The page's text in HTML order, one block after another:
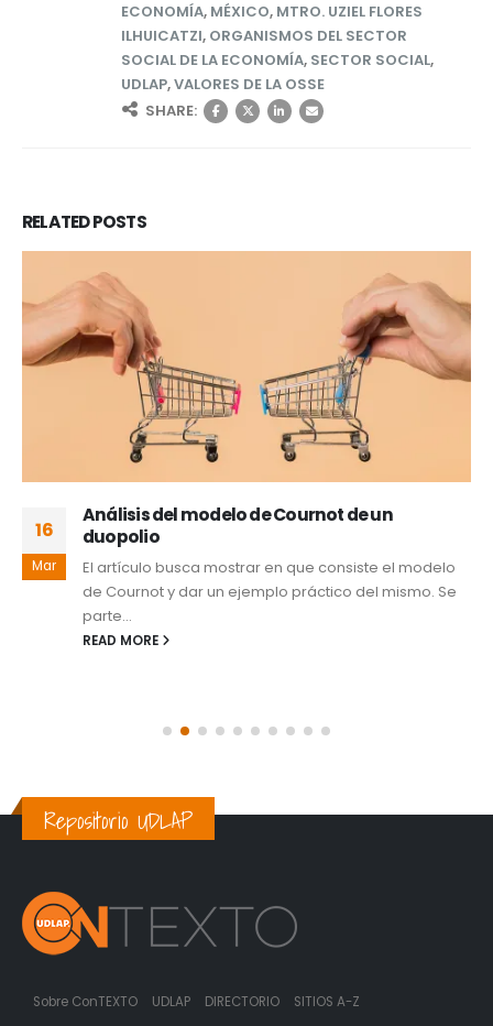
ECONOMÍA, MÉXICO, MTRO. UZIEL FLORES
ILHUICATZI, ORGANISMOS DEL SECTOR
SOCIAL DE LA ECONOMÍA, SECTOR SOCIAL,
UDLAP,VALORES DE LA OSSE
SHARE:
RELATEDPOSTS
16
Mar
Análisis del modelo de Cournot de un
duopolio
El artículo busca mostrar en que consiste el modelo
de Cournot y dar un ejemplo práctico del mismo. Se
parte...
READ MORE
Repositorio UDLAP
Sobre ConTEXTO UDLAP DIRECTORIO SITIOS A-Z